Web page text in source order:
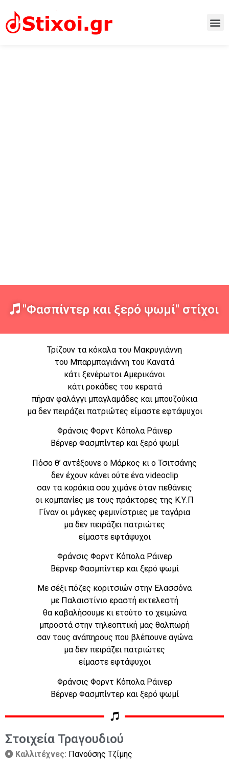
"Φασπίντερ και ξερό ψωμί" στίχοι
Τρίζουν τα κόκαλα του Μακρυγιάννη
του Μπαρμπαγιάννη του Κανατά
κάτι ξενέρωτοι Αμερικάνοι
κάτι ροκάδες του κερατά
πήραν φαλάγγι μπαγλαμάδες και μπουζούκια
μα δεν πειράζει πατριώτες είμαστε εφτάψυχοι
Φράνσις Φορντ Κόπολα Ράινερ
Βέρνερ Φασμπίντερ και ξερό ψωμί
Πόσο θ’ αντέξουνε ο Μάρκος κι ο Τσιτσάνης
δεν έχουν κάνει ούτε ένα videoclip
σαν τα κοράκια σου χιμάνε όταν πεθάνεις
οι κομπανίες με τους πράκτορες της Κ.Υ.Π
Γίναν οι μάγκες φεμινίστριες με ταγάρια
μα δεν πειράζει πατριώτες
είμαστε εφτάψυχοι
Φράνσις Φορντ Κόπολα Ράινερ
Βέρνερ Φασμπίντερ και ξερό ψωμί
Με σέξι πόζες κοριτσιών στην Ελασσόνα
με Παλαιστίνιο εραστή εκτελεστή
θα καβαλήσουμε κι ετούτο το χειμώνα
μπροστά στην τηλεοπτική μας θαλπωρή
σαν τους ανάπηρους που βλέπουνε αγώνα
μα δεν πειράζει πατριώτες
είμαστε εφτάψυχοι
Φράνσις Φορντ Κόπολα Ράινερ
Βέρνερ Φασμπίντερ και ξερό ψωμί
Στοιχεία Τραγουδιού
Καλλιτέχνες: Πανούσης Τζίμης